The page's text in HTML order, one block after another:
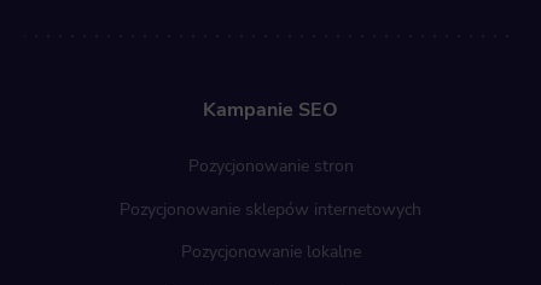
Kampanie SEO
Pozycjonowanie stron
Pozycjonowanie sklepów internetowych
Pozycjonowanie lokalne